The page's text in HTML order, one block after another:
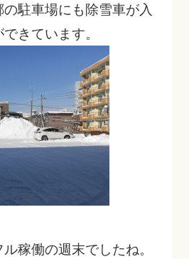
駐車場にも除雪車が入
きています。
稼働の週末でしたね。